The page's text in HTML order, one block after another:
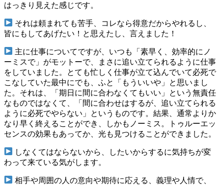
はっきり見えた感じです。
それは頼まれても苦手、コレなら得意だからやれるし、
皆にもしてあげたい！と思えたし、言えました！
主に仕事についてですが、いつも「素早く、効率的にノ
ーミスで」がモットーで、まさに追い立てられるように仕事
をしていました。とても忙しく仕事が立て込んでいて必死で
こなしていた最中にでも、ふと「もういいや」と思いまし
た。それは、「期日に間に合わなくてもいい」という無責任
なものではなくて、「間に合わせはするが、追い立てられる
ように必死でやらない」というものです。結果、通常よりか
なり早く終えることができ、しかもノーミス。トゥルーエッ
センスの効果もあってか、光も見つけることができました。
しなくてはならないから、したいからするに気持ちが変
わって来ている気がします。
相手や周囲の人の意向や期待に応える、義理や人情で、